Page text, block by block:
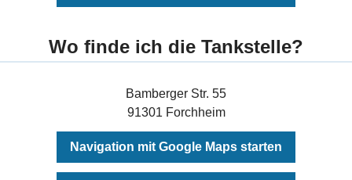
Wo finde ich die Tankstelle?
Bamberger Str. 55
91301 Forchheim
Navigation mit Google Maps starten